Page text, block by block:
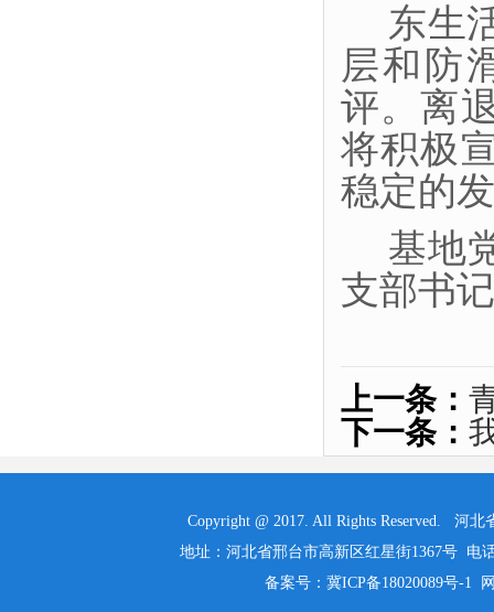
东生
层和防
评。离
将积极
稳定的
基地
支部书
上一条：
下一条：
Copyright @ 2017. All Rights Reserved. 河
地址：河北省邢台市高新区红星街1367号 电话
备案号：冀ICP备18020089号-1